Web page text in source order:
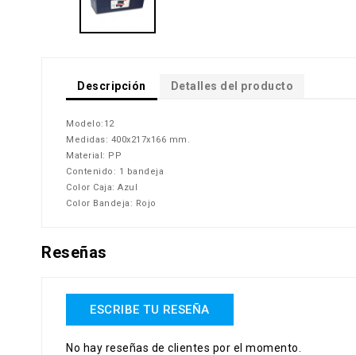
Descripción Detalles del producto
Modelo:12
Medidas: 400x217x166 mm.
Material: PP
Contenido: 1 bandeja
Color Caja: Azul
Color Bandeja: Rojo
Reseñas
ESCRIBE TU RESEÑA
No hay reseñas de clientes por el momento.